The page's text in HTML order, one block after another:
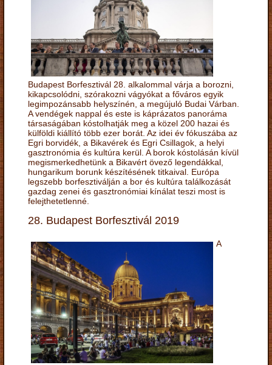
Budapest Borfesztivál 28. alkalommal várja a borozni,
kikapcsolódni, szórakozni vágyókat a főváros egyik
legimpozánsabb helyszínén, a megújuló Budai Várban.
A vendégek nappal és este is káprázatos panoráma
társaságában kóstolhatják meg a közel 200 hazai és
külföldi kiállító több ezer borát. Az idei év fókuszába az
Egri borvidék, a Bikavérek és Egri Csillagok, a helyi
gasztronómia és kultúra kerül. A borok kóstolásán kívül
megismerkedhetünk a Bikavért övező legendákkal,
hungarikum borunk készítésének titkaival. Európa
legszebb borfesztiválján a bor és kultúra találkozását
gazdag zenei és gasztronómiai kínálat teszi most is
felejthetetlenné.
28. Budapest Borfesztivál 2019
A